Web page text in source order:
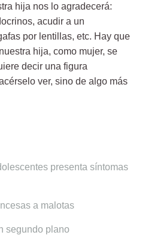
hija nos lo agradecerá:
acudir a un
por lentillas, etc. Hay que
hija, como mujer, se
decir una figura
ver, sino de algo más
presenta síntomas
a malotas
segundo plano